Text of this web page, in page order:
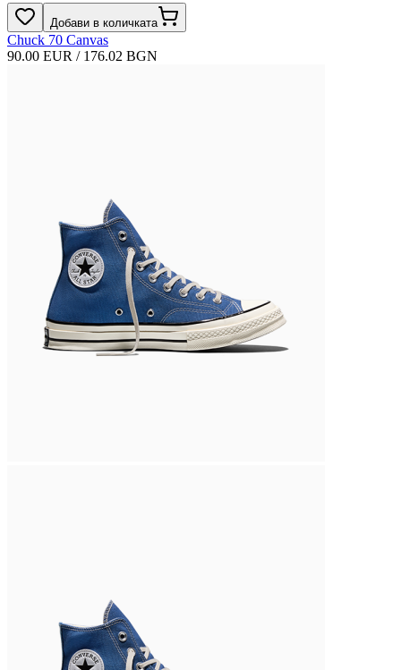
Добави в количката
Chuck 70 Canvas
90.00 EUR / 176.02 BGN